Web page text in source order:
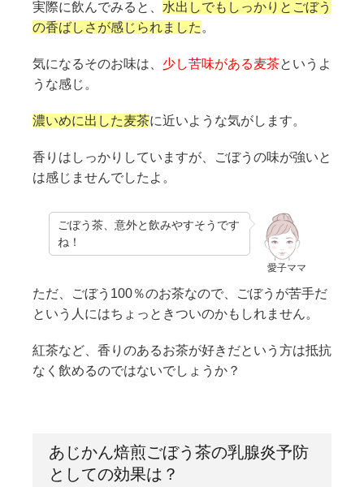
実際に飲んでみると、 水出しでもしっかりとごぼう
の香ばしさが感じられました 。
気になるそのお味は、 少し苦味がある麦茶というよ
うな感じ。
濃いめに出した麦茶に近いような気がします。
香りはしっかりしていますが、ごぼうの味が強いと
は感じませんでしたよ。
愛子ママ
ごぼう茶、意外と飲みやすそうです
ね！
ただ、ごぼう100％のお茶なので、ごぼうが苦手だ
という人にはちょっときついのかもしれません。
紅茶など、香りのあるお茶が好きだという方は抵抗
なく飲めるのではないでしょうか？
あじかん焙煎ごぼう茶の乳腺炎予防
としての効果は？